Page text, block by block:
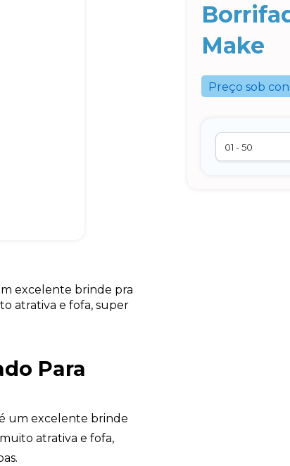
Make
Preço sob
excelente brinde pra
atrativa e fofa, super
Para
um excelente brinde
atrativa e fofa,